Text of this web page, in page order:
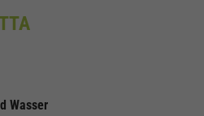
Wasser